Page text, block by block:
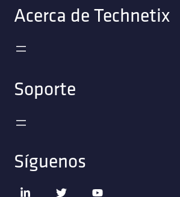
Acerca de Technetix
Soporte
Síguenos